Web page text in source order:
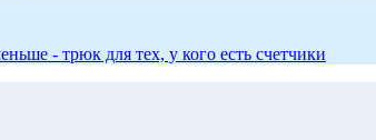
- трюк для тех, у кого есть счетчики